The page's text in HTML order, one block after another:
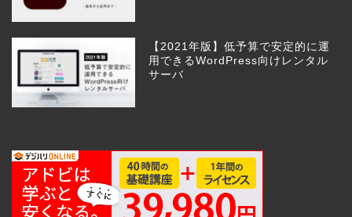
【2021年版】低予算で安定的に運
用できるWordPress向けレンタル
サーバ